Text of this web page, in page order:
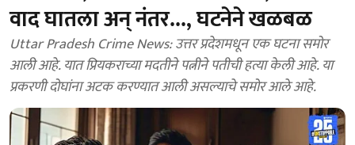
वाद घातला अन् नंतर..., घटनेने खळबळ
Uttar Pradesh Crime News: उत्तर प्रदेशमधून एक घटना समोर
आली आहे. यात प्रियकराच्या मदतीने पत्नीने पतीची हत्या केली आहे. या
प्रकरणी दोघांना अटक करण्यात आली असल्याचे समोर आले आहे.